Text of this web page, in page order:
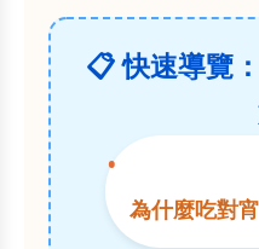
📋 快速導覽
為什麼吃對